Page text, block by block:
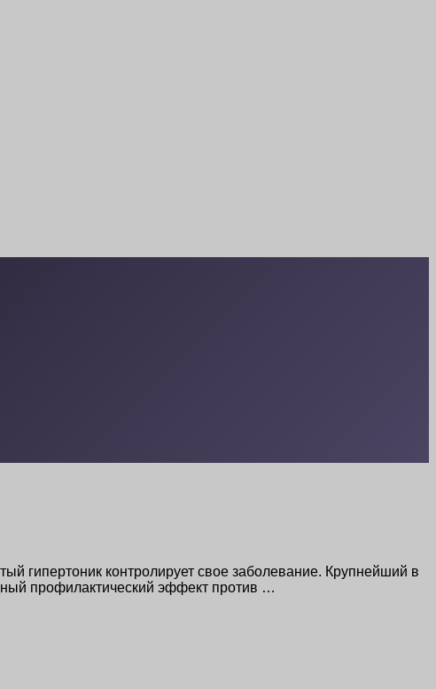
гипертоник контролирует свое заболевание. Крупнейший в
профилактический эффект против …